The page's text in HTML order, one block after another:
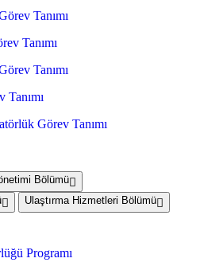
Tanımı
Tanımı
Tanımı
Tanımı
Görev Tanımı
Ağ tasarımı ve Yönetimi Bölümü
Ulaştırma Hizmetleri Bölümü
Programı